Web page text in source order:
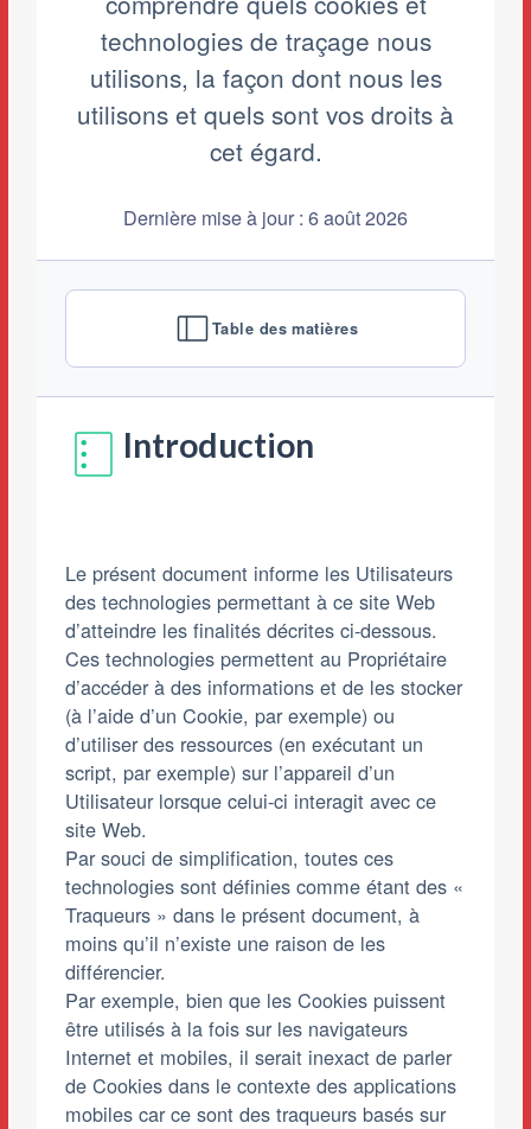
technologies de traçage nous
utilisons, la façon dont nous les
utilisons et quels sont vos droits à
cet égard.
Dernière mise à jour : 6 août 2026
Table des matières
Introduction
Le présent document informe les Utilisateurs
des technologies permettant à ce site Web
d’atteindre les finalités décrites ci-dessous.
Ces technologies permettent au Propriétaire
d’accéder à des informations et de les stocker
(à l’aide d’un Cookie, par exemple) ou
d’utiliser des ressources (en exécutant un
script, par exemple) sur l’appareil d’un
Utilisateur lorsque celui-ci interagit avec ce
site Web.
Par souci de simplification, toutes ces
technologies sont définies comme étant des «
Traqueurs » dans le présent document, à
moins qu’il n’existe une raison de les
différencier.
Par exemple, bien que les Cookies puissent
être utilisés à la fois sur les navigateurs
Internet et mobiles, il serait inexact de parler
de Cookies dans le contexte des applications
mobiles car ce sont des traqueurs basés sur